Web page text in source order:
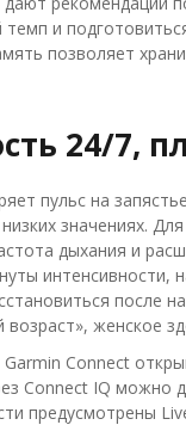
и
позволяет
24/7,
пульс на
значениях.
дыхания и
интенсивности,
после
женское
Connect
Connect IQ
предусмотрены